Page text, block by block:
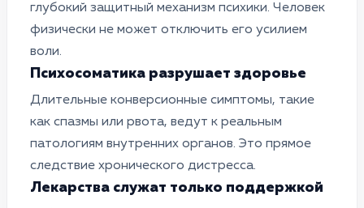
глубокий защитный механизм психики. Человек
физически не может отключить его усилием
воли.
Психосоматика разрушает здоровье
Длительные конверсионные симптомы, такие
как спазмы или рвота, ведут к реальным
патологиям внутренних органов. Это прямое
следствие хронического дистресса.
Лекарства служат только поддержкой